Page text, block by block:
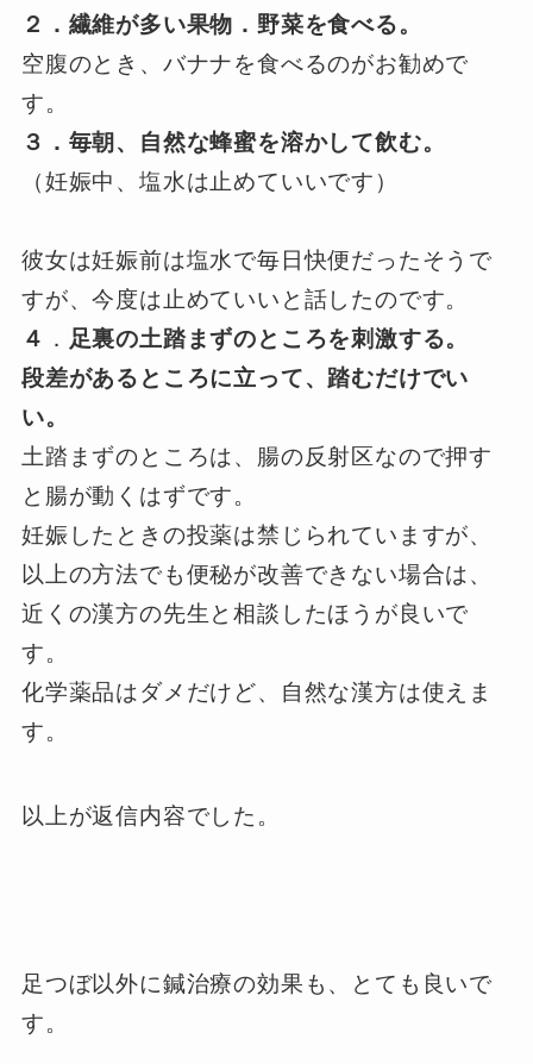
２．繊維が多い果物．野菜を食べる。
空腹のとき、バナナを食べるのがお勧めで
す。
３．毎朝、自然な蜂蜜を溶かして飲む。
（妊娠中、塩水は止めていいです）
彼女は妊娠前は塩水で毎日快便だったそうで
すが、今度は止めていいと話したのです。
４ ． 足裏の土踏まずのところを刺激する。
段差があるところに立って、踏むだけでい
い。
土踏まずのところは、腸の反射区なので押す
と腸が動くはずです。
妊娠したときの投薬は禁じられていますが、
以上の方法でも便秘が改善できない場合は、
近くの漢方の先生と相談したほうが良いで
す。
化学薬品はダメだけど、自然な漢方は使えま
す。
以上が返信内容でした。
足つぼ以外に鍼治療の効果も、とても良いで
す。